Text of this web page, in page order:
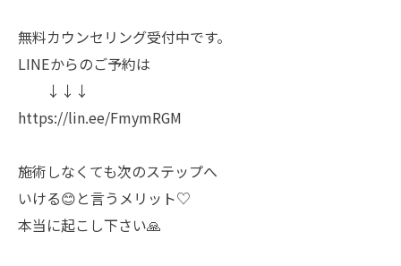
無料カウンセリング受付中です。
LINEからのご予約は
↓↓↓
https://lin.ee/FmymRGM
施術しなくても次のステップへ
いける😊と言うメリット♡
本当に起こし下さい🙏